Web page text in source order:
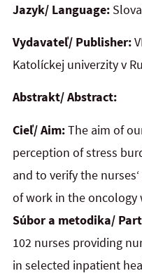
Jazyk/ Language:
Vydavateľ/ Publisher:
Katolíckej univerzity v
Abstrakt/ Abstract:
Cieľ/ Aim:The aim of
perception of stress
and to verify the
of work in the oncology
Súbor a metodika/
102 nurses providing
in selected inpatient